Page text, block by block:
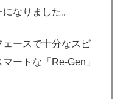
なりました。
ェースで十分なスピ
ートな「Re-Gen」